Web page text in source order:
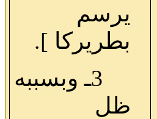
يرسم
بطريركا ].
3ـ وبسببه
ظل